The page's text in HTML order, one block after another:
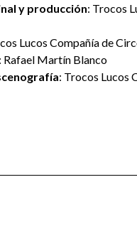
y producción: Trocos
Lucos Compañía de
: Rafael Martín Blanco
: Trocos Lucos